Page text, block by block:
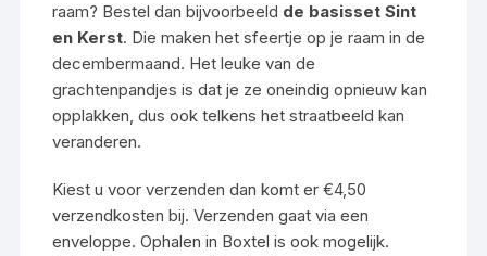
raam? Bestel dan bijvoorbeeld de basisset Sint
en Kerst. Die maken het sfeertje op je raam in de
decembermaand. Het leuke van de
grachtenpandjes is dat je ze oneindig opnieuw kan
opplakken, dus ook telkens het straatbeeld kan
veranderen.
Kiest u voor verzenden dan komt er €4,50
verzendkosten bij. Verzenden gaat via een
enveloppe. Ophalen in Boxtel is ook mogelijk.